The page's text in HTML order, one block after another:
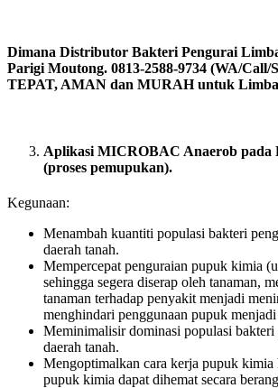
Dimana Distributor Bakteri Pengurai
Parigi Moutong. 0813-2588-9734 (WA/Call/
TEPAT, AMAN dan MURAH untuk
Aplikasi MICROBAC Anaerob pada
(proses pemupukan).
Kegunaan:
Menambah kuantiti populasi bakteri
daerah tanah.
Mempercepat penguraian pupuk kimia
sehingga segera diserap oleh tanaman,
tanaman terhadap penyakit menjadi
menghindari penggunaan pupuk
Meminimalisir dominasi populasi
daerah tanah.
Mengoptimalkan cara kerja pupuk kimia
pupuk kimia dapat dihemat secara